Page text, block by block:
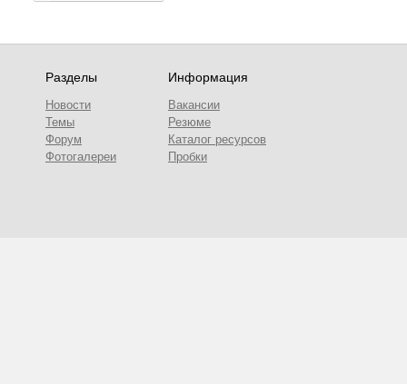
Разделы
Новости
Темы
Форум
Фотогалереи
Информация
Вакансии
Резюме
Каталог ресурсов
Пробки